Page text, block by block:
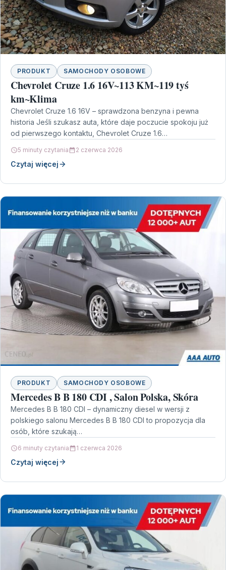
PRODUKT SAMOCHODY OSOBOWE
Chevrolet Cruze 1.6 16V~113 KM~119 tyś
km~Klima
Chevrolet Cruze 1.6 16V – sprawdzona benzyna i pewna
historia Jeśli szukasz auta, które daje poczucie spokoju już
od pierwszego kontaktu, Chevrolet Cruze 1.6…
5 minuty czytania 2 czerwca 2026
Czytaj więcej
PRODUKT SAMOCHODY OSOBOWE
Mercedes B B 180 CDI , Salon Polska, Skóra
Mercedes B B 180 CDI – dynamiczny diesel w wersji z
polskiego salonu Mercedes B B 180 CDI to propozycja dla
osób, które szukają…
6 minuty czytania 1 czerwca 2026
Czytaj więcej